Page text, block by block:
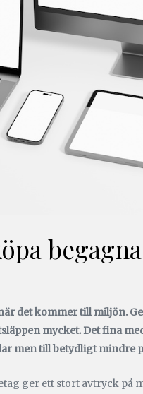
det kommer till miljön.
mycket. Det fina
men till betydligt mindre
ger ett stort avtryck på